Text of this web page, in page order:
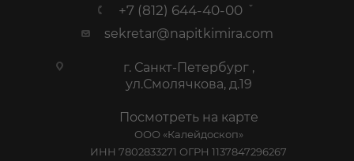
+7 (812) 644-40-00
sekretar@napitkimira.com
г. Санкт-Петербург ,
ул.Смолячкова, д.19
Посмотреть на карте
ООО «Калейдоскоп»
ИНН 7802833271 ОГРН 1137847296267